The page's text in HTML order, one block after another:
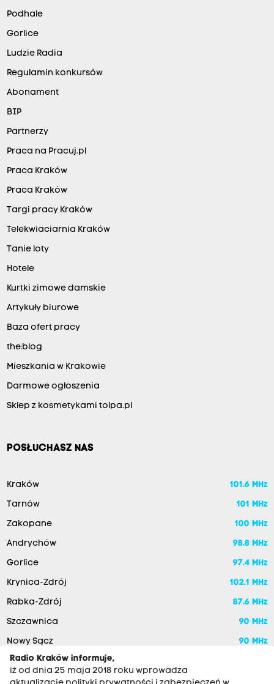
Podhale
Gorlice
Ludzie Radia
Regulamin konkursów
Abonament
BIP
Partnerzy
Praca na Pracuj.pl
Praca Kraków
Praca Kraków
Targi pracy Kraków
Telekwiaciarnia Kraków
Tanie loty
Hotele
Kurtki zimowe damskie
Artykuły biurowe
Baza ofert pracy
the:blog
Mieszkania w Krakowie
Darmowe ogłoszenia
Sklep z kosmetykami tolpa.pl
POSŁUCHASZ NAS
Kraków 101.6 MHz
Tarnów 101 MHz
Zakopane 100 MHz
Andrychów 98.8 MHz
Gorlice 97.4 MHz
Krynica-Zdrój 102.1 MHz
Rabka-Zdrój 87.6 MHz
Szczawnica 90 MHz
Nowy Sącz
90 MHz
Radio Kraków informuje,
iż od dnia 25 maja 2018 roku wprowadza